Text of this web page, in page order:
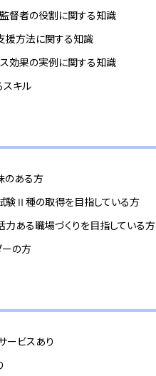
督者の役割に関する知識
援方法に関する知識
効果の実例に関する知識
キル
のある方
験Ⅱ種の取得を目指している方
ある職場づくりを目指している方
の方
ービスあり